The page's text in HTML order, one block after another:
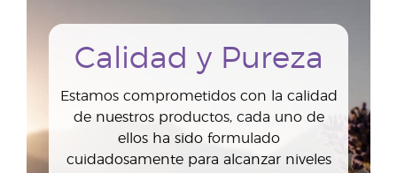
Calidad y Pureza
Estamos comprometidos con la calidad
de nuestros productos, cada uno de
ellos ha sido formulado
cuidadosamente para alcanzar niveles